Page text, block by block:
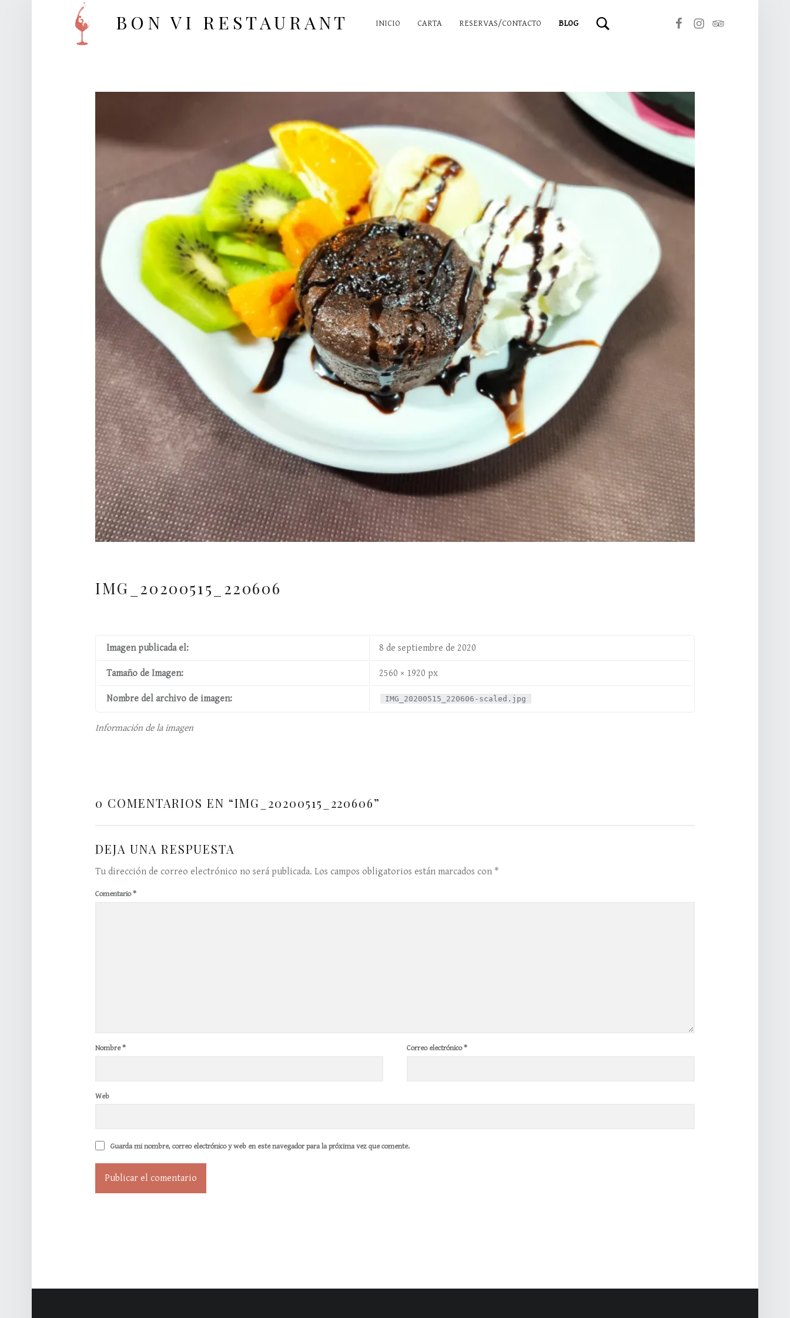
BON VI RESTAURANT INICIO CARTA RESERVAS/CONTACTO BLOG
IMG_20200515_220606
Información de la imagen
Imagen publicada el: 8 de septiembre de 2020
Tamaño de Imagen: 2560 × 1920 px
Nombre del archivo de imagen: IMG_20200515_220606-scaled.jpg
0 COMENTARIOS EN “IMG_20200515_220606”
DEJA UNA RESPUESTA
Tu dirección de correo electrónico no será publicada. Los campos obligatorios están marcados con *
Comentario*
Nombre* Correo electrónico*
Web
Guarda mi nombre, correo electrónico y web en este navegador para la próxima vez que comente.